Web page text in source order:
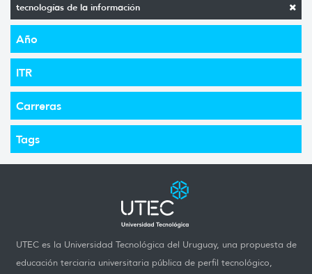
tecnologías de la información
Año
ITR
Carreras
Tags
UTEC es la Universidad Tecnológica del Uruguay, una propuesta de
educación terciaria universitaria pública de perfil tecnológico,